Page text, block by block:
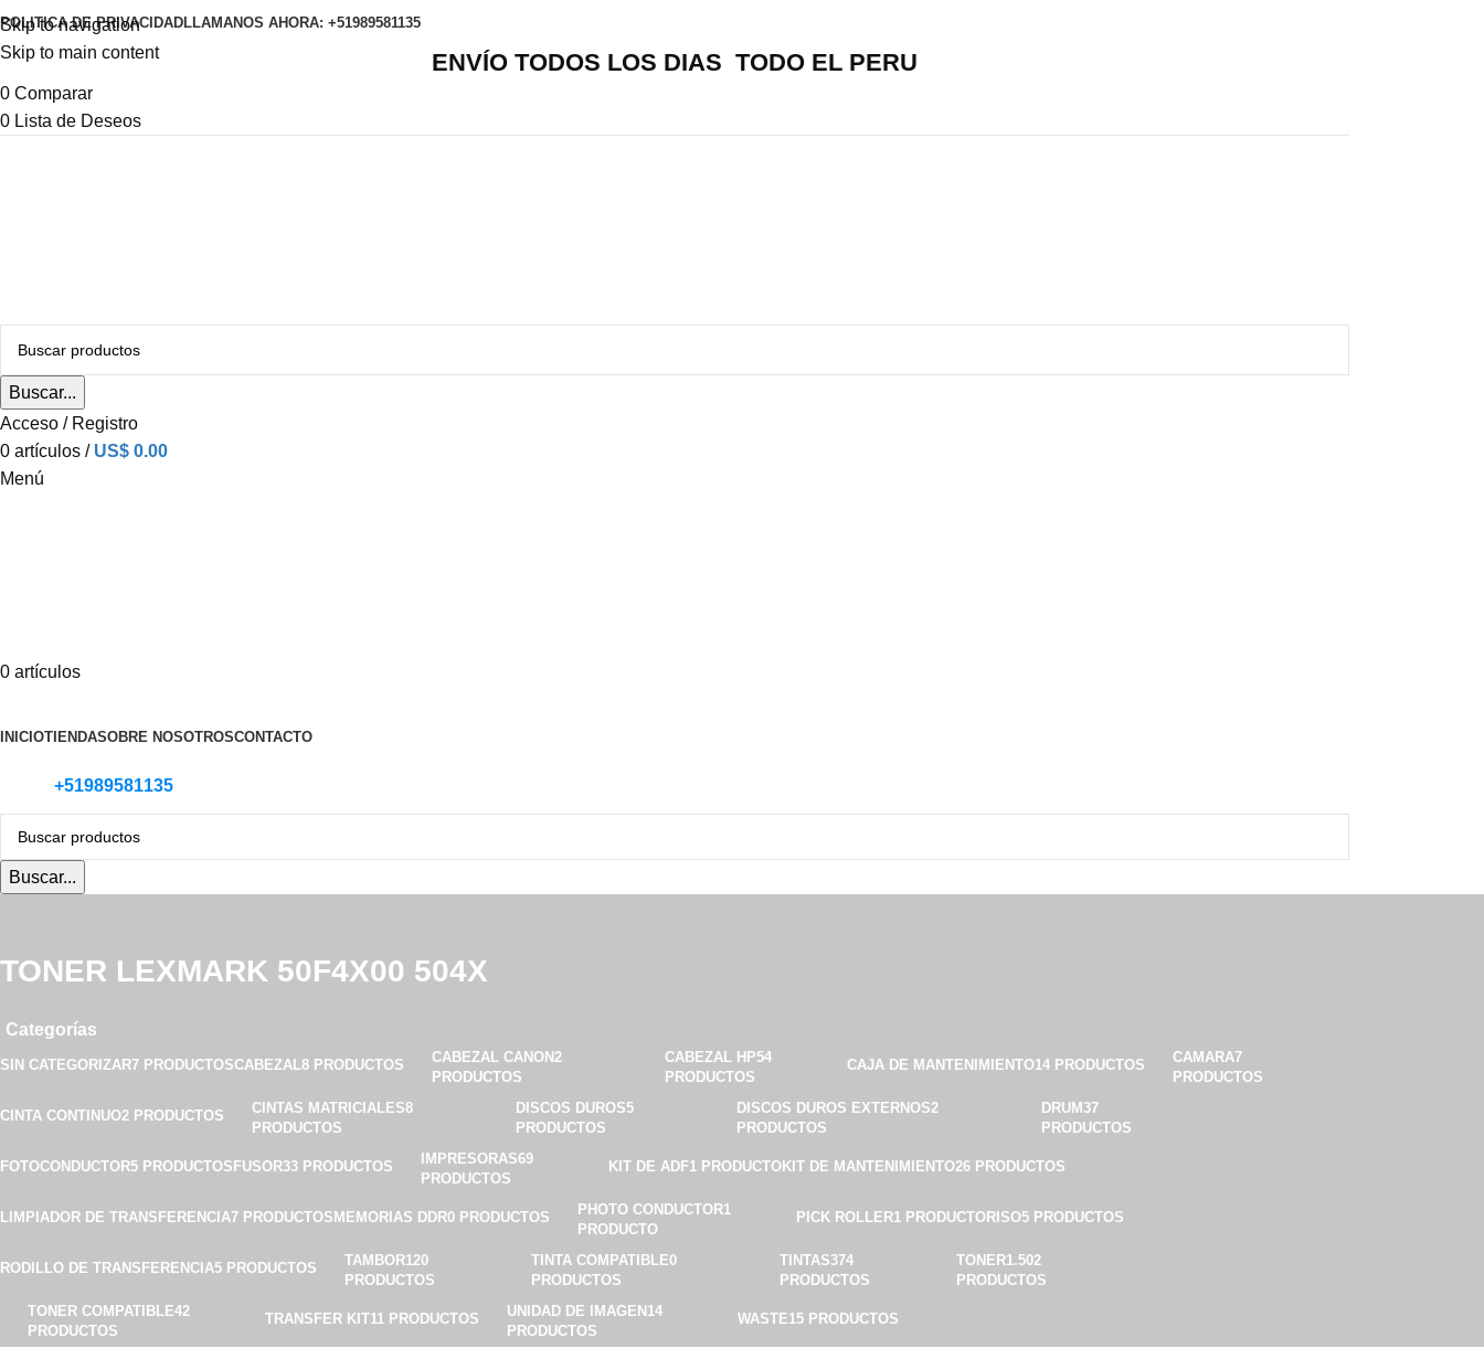
Skip to navigation
Skip to main content
POLITICA DE PRIVACIDADLLAMANOS AHORA: +51989581135
ENVÍO TODOS LOS DIAS TODO EL PERU
0 Comparar
0 Lista de Deseos
Buscar...
Acceso / Registro
0 artículos / US$ 0.00
Menú
0 artículos
INICIOTIENDASOBRE NOSOTROSCONTACTO
+51989581135
Buscar...
TONER LEXMARK 50F4X00 504X
Categorías
SIN CATEGORIZAR7 PRODUCTOSCABEZAL8 PRODUCTOS CABEZAL CANON2
PRODUCTOS
CABEZAL HP54
PRODUCTOS
CAJA DE MANTENIMIENTO14 PRODUCTOS CAMARA7
PRODUCTOS
CINTA CONTINUO2 PRODUCTOS CINTAS MATRICIALES8
PRODUCTOS
DISCOS DUROS5
PRODUCTOS
DISCOS DUROS EXTERNOS2
PRODUCTOS
DRUM 37
PRODUCTOS
FOTOCONDUCTOR5 PRODUCTOS FUSOR33 PRODUCTOS IMPRESORAS69
PRODUCTOS
KIT DE ADF1 PRODUCTO KIT DE MANTENIMIENTO26 PRODUCTOS
LIMPIADOR DE TRANSFERENCIA7 PRODUCTOS MEMORIAS DDR0 PRODUCTOS PHOTO CONDUCTOR1
PRODUCTO
PICK ROLLER1 PRODUCTO RISO5 PRODUCTOS
RODILLO DE TRANSFERENCIA5 PRODUCTOS TAMBOR120
PRODUCTOS
TINTA COMPATIBLE0
PRODUCTOS
TINTAS374
PRODUCTOS
TONER1.502
PRODUCTOS
TONER COMPATIBLE42
PRODUCTOS
TRANSFER KIT11 PRODUCTOS UNIDAD DE IMAGEN 14
PRODUCTOS
WASTE15 PRODUCTOS